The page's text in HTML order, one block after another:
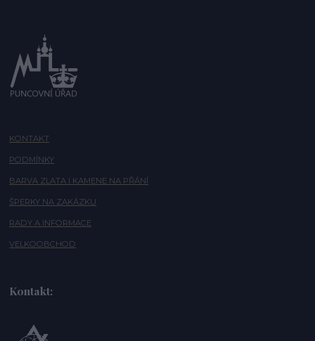
KONTAKT
PODMÍNKY
BARVA ZLATA I KAMENE NA PŘÁNÍ
ŠPERKY NA ZAKÁZKU
RADY A INFORMACE
VELKOOBCHOD
Kontakt: